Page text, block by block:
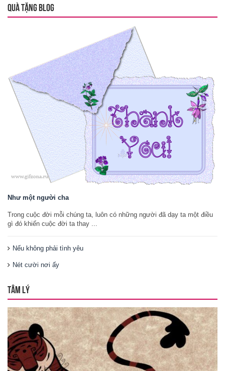
QUÀ TẶNG BLOG
Như một người cha
Trong cuộc đời mỗi chúng ta, luôn có những người đã dạy ta một điều
gì đó khiến cuộc đời ta thay ...
Nếu không phải tình yêu
Nét cười nơi ấy
TÂM LÝ